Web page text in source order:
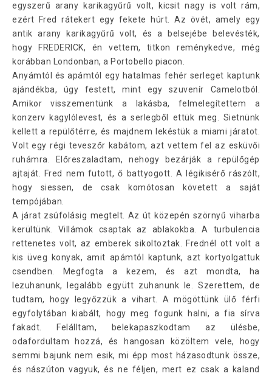
egyszerű arany karikagyűrű volt, kicsit nagy is volt rám,
ezért Fred rátekert egy fekete húrt. Az övét, amely egy
antik arany karikagyűrű volt, és a belsejébe belevésték,
hogy FREDERICK, én vettem, titkon reménykedve, még
korábban Londonban, a Portobello piacon.
Anyámtól és apámtól egy hatalmas fehér serleget kaptunk
ajándékba, úgy festett, mint egy szuvenír Camelotból.
Amikor visszementünk a lakásba, felmelegítettem a
konzerv kagylólevest, és a serlegből ettük meg. Sietnünk
kellett a repülőtérre, és majdnem lekéstük a miami járatot.
Volt egy régi teveszőr kabátom, azt vettem fel az esküvői
ruhámra. Előreszaladtam, nehogy bezárják a repülőgép
ajtaját. Fred nem futott, ő battyogott. A légikisérő rászólt,
hogy siessen, de csak komótosan követett a saját
tempójában.
A járat zsúfolásig megtelt. Az út közepén szörnyű viharba
kerültünk. Villámok csaptak az ablakokba. A turbulencia
rettenetes volt, az emberek sikoltoztak. Frednél ott volt a
kis üveg konyak, amit apámtól kaptunk, azt kortyolgattuk
csendben. Megfogta a kezem, és azt mondta, ha
lezuhanunk, legalább együtt zuhanunk le. Szerettem, de
tudtam, hogy legyőzzük a vihart. A mögöttünk ülő férfi
egyfolytában kiabált, hogy meg fogunk halni, a fia sírva
fakadt. Felálltam, belekapaszkodtam az ülésbe,
odafordultam hozzá, és hangosan közöltem vele, hogy
semmi bajunk nem esik, mi épp most házasodtunk össze,
és nászúton vagyuk, és ne féljen, mert ez csak a kaland